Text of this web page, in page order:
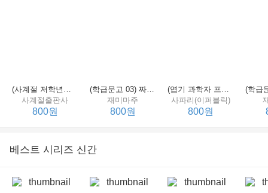
(사계절 저학년문고 21) 선생님은 모르는 게 너무 많아
사계절출판사
800원
(학급문고 03) 짜장 짬뽕 탕수육
재미마주
800원
(엽기 과학자 프래니 01) 도시락 괴물이 나타났다
사파리(이퍼블릭)
800원
베스트 시리즈 신간